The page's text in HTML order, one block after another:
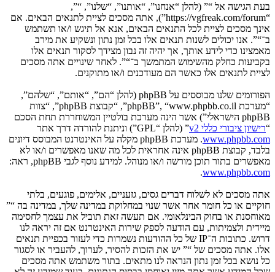
בעת הגישה אל “” (להלן “אנחנו”, “אותנו”, “שלנו”, “”,
“https://vgfreak.com/forum”), אתה מסכים לציית לתנאים הבאים. אם
אינך מסכים לציית לכל התנאים הבאים, אנא אל תיגש ו/או תשתמש
ב־“”. אנו יכולים לשנות תנאים אלו בכל זמן נתון ונשקיע את מירב
מאמצינו כדי לידע אותך, אך יהיה זה נבון מצידך לסקור תנאים אלו
בקביעות כחלק מהשימוש המתמשך ב־“”. לאחר שינויים אתה מסכים
לציית לתנאים אלו כאשר הם מעודכנים ו/או מתוקנים.
הפורומים שלנו מבוססים על phpBB (להלן “הם”, “אותם”, “שלהם”,
“מערכת phpBB”, “www.phpbb.co.il”, “קבוצת phpBB”, “צוות
phpBB הישראלי”) אשר הינה מערכת בולטיין המשוחררת תחת הסכם
“רישיון ציבורי כללי v2
” (להלן “GPL”) וניתנת להורדה דרך אתר
www.phpbb.com
. מערכת phpBB מקלה על האינטרנט המבוסס דיונים
בלבד, קבוצת phpBB אינה אחראית לכל מה שאנו מאפשרים ו/או לא
מאפשרים בתור תוכן מורשה ו/או מנוהל. למידע נוסף לגבי phpBB, ראה:
www.phpbb.com
.
אתה מסכים לא לשלוח דברים גסים, גזעניים, אלימים, פוגעים, בלתי
חוקיים או כל חומר אחר אשר שנוי במחלוקת במדינה שלך, במדינה בה “”
מאוחסנת או בחוק הבינלאומי. אם תעשה זאת תוביל את עצמך לחסימה
מיידית ולצמיתות, עם הודעה לספק שירות האינטרנט אם זה יראה לנו
דרוש. כתובות ה־IP של כל ההודעות נשמרות כדי לעזור בכפיית תנאים
אלו. אתה מסכים של “” יש את הזכות להסיר, לערוך, להעביר או לסגור
כל נושא בכל זמן נתון הנראה לנו מתאים. בתור משתמש אתה מסכים